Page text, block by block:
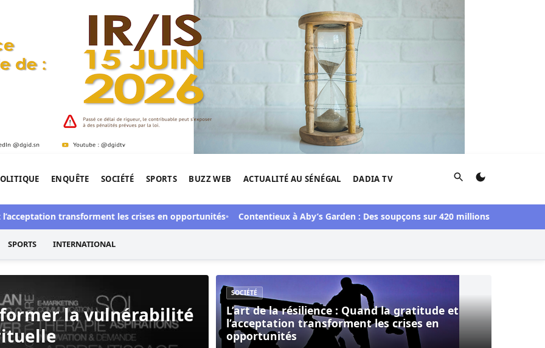
de l'Afrique.
ENQUÊTE SOCIÉTÉ SPORTS BUZZ WEB ACTUALITÉ AU SÉNÉGAL DADIA TV Rechercher
transforment les crises en opportunités Contentieux à Aby’s Garden : Des soupçons sur 420 millions F CFA, Aby
SPORTS INTERNATIONAL
la vulnérabilité
L’art de la résilience : Quand la gratitude et l’acceptation
SOCIÉTÉ
L’art de la résilience : Quand la gratitude et
l’acceptation transforment les crises en
opportunités